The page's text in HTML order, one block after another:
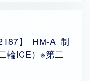
】_HM-A_制
輪ICE）※第二